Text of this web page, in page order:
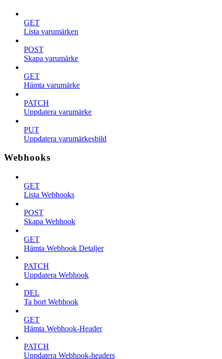
GET
Lista varumärken
POST
Skapa varumärke
GET
Hämta varumärke
PATCH
Uppdatera varumärke
PUT
Uppdatera varumärkesbild
Webhooks
GET
Lista Webhooks
POST
Skapa Webhook
GET
Hämta Webhook Detaljer
PATCH
Uppdatera Webhook
DEL
Ta bort Webhook
GET
Hämta Webhook-Header
PATCH
Uppdatera Webhook-headers